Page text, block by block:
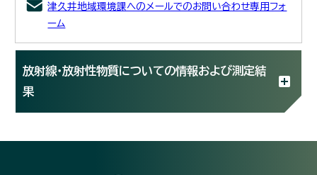
津久井地域環境課へのメールでのお問い合わせ専用フォ
ーム
放射線・放射性物質についての情報および測定結
果